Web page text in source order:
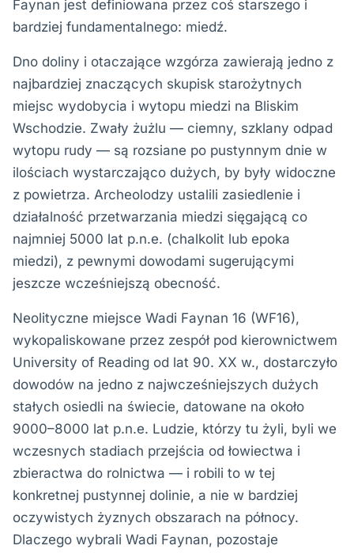
Faynan jest definiowana przez coś starszego i
bardziej fundamentalnego: miedź.
Dno doliny i otaczające wzgórza zawierają jedno z
najbardziej znaczących skupisk starożytnych
miejsc wydobycia i wytopu miedzi na Bliskim
Wschodzie. Zwały żużlu — ciemny, szklany odpad
wytopu rudy — są rozsiane po pustynnym dnie w
ilościach wystarczająco dużych, by były widoczne
z powietrza. Archeolodzy ustalili zasiedlenie i
działalność przetwarzania miedzi sięgającą co
najmniej 5000 lat p.n.e. (chalkolit lub epoka
miedzi), z pewnymi dowodami sugerującymi
jeszcze wcześniejszą obecność.
Neolityczne miejsce Wadi Faynan 16 (WF16),
wykopaliskowane przez zespół pod kierownictwem
University of Reading od lat 90. XX w., dostarczyło
dowodów na jedno z najwcześniejszych dużych
stałych osiedli na świecie, datowane na około
9000–8000 lat p.n.e. Ludzie, którzy tu żyli, byli we
wczesnych stadiach przejścia od łowiectwa i
zbieractwa do rolnictwa — i robili to w tej
konkretnej pustynnej dolinie, a nie w bardziej
oczywistych żyznych obszarach na północy.
Dlaczego wybrali Wadi Faynan, pozostaje